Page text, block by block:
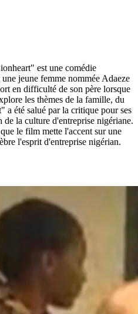
est une comédie
jeune femme nommée Adaeze
en difficulté de son père lorsque
les thèmes de la famille, du
a été salué par la critique pour ses
de la culture d'entreprise nigériane.
le film mette l'accent sur une
l'esprit d'entreprise nigérian.